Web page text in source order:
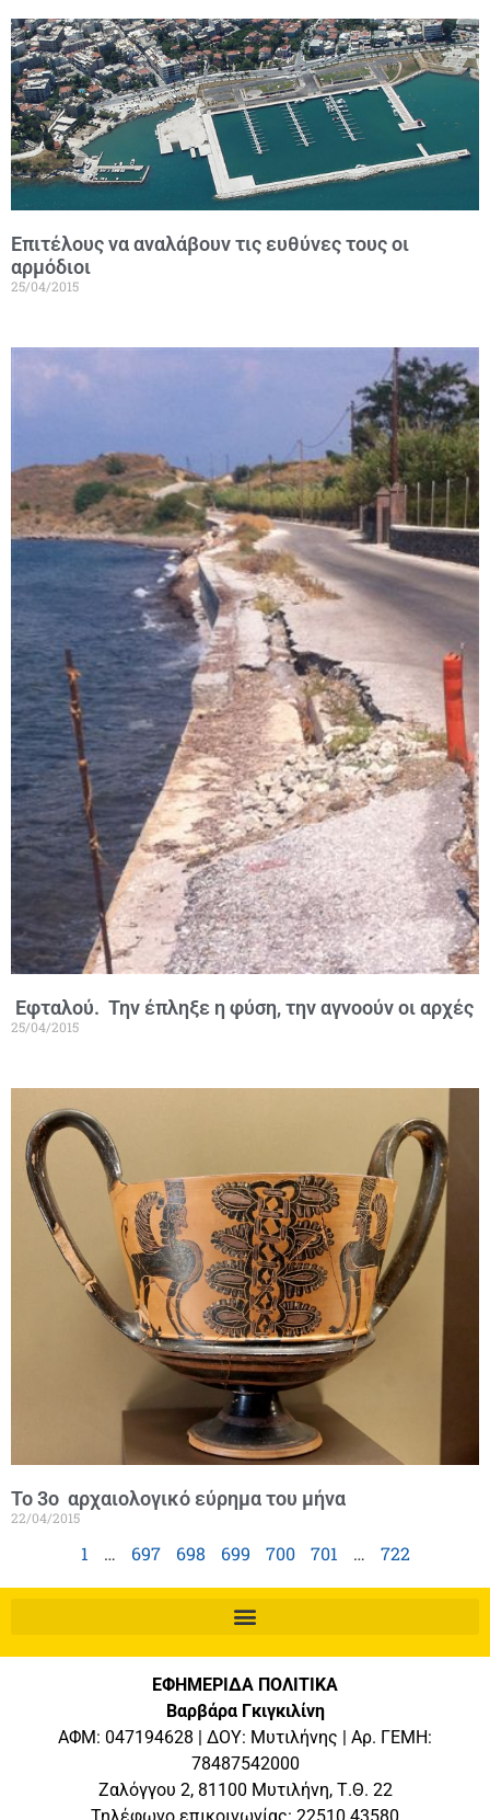
Επιτέλους να αναλάβουν τις ευθύνες τους οι
αρμόδιοι
25/04/2015
Εφταλού. Την έπληξε η φύση, την αγνοούν οι αρχές
25/04/2015
Το 3ο αρχαιολογικό εύρημα του μήνα
22/04/2015
1 … 697 698 699 700 701 … 722
ΕΦΗΜΕΡΙΔΑ ΠΟΛΙΤΙΚΑ
Βαρβάρα Γκιγκιλίνη
ΑΦΜ: 047194628 | ΔΟΥ: Μυτιλήνης | Αρ. ΓΕΜΗ:
78487542000
Ζαλόγγου 2, 81100 Μυτιλήνη, Τ.Θ. 22